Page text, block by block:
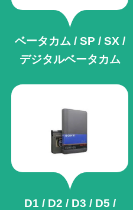
ベータカム / SP / SX /
デジタルベータカム
D1 / D2 / D3 / D5 /